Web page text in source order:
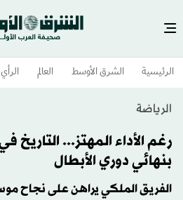
الرئيسية الشرق الأوسط​ العالم الرأي
الرياضة
رغم الأداء المهتز... التاريخ
بنهائي دوري الأبطال
الفريق الملكي يراهن على نجاح